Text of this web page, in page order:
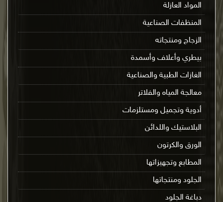
المواد العازلة
المنظفات الصناعية
الزجاج ومنتجاته
بيطري وأعلاف وأسمدة
الغازات الطبية والصناعية
معالجة المياه والفلاتر
أدوية وتجميل ومستلزمات
البلاستيك واللدائن
الورق والكرتون
المطابع وتجهيزاتها
الجلود ومنتجاتها
دباغة الجلود